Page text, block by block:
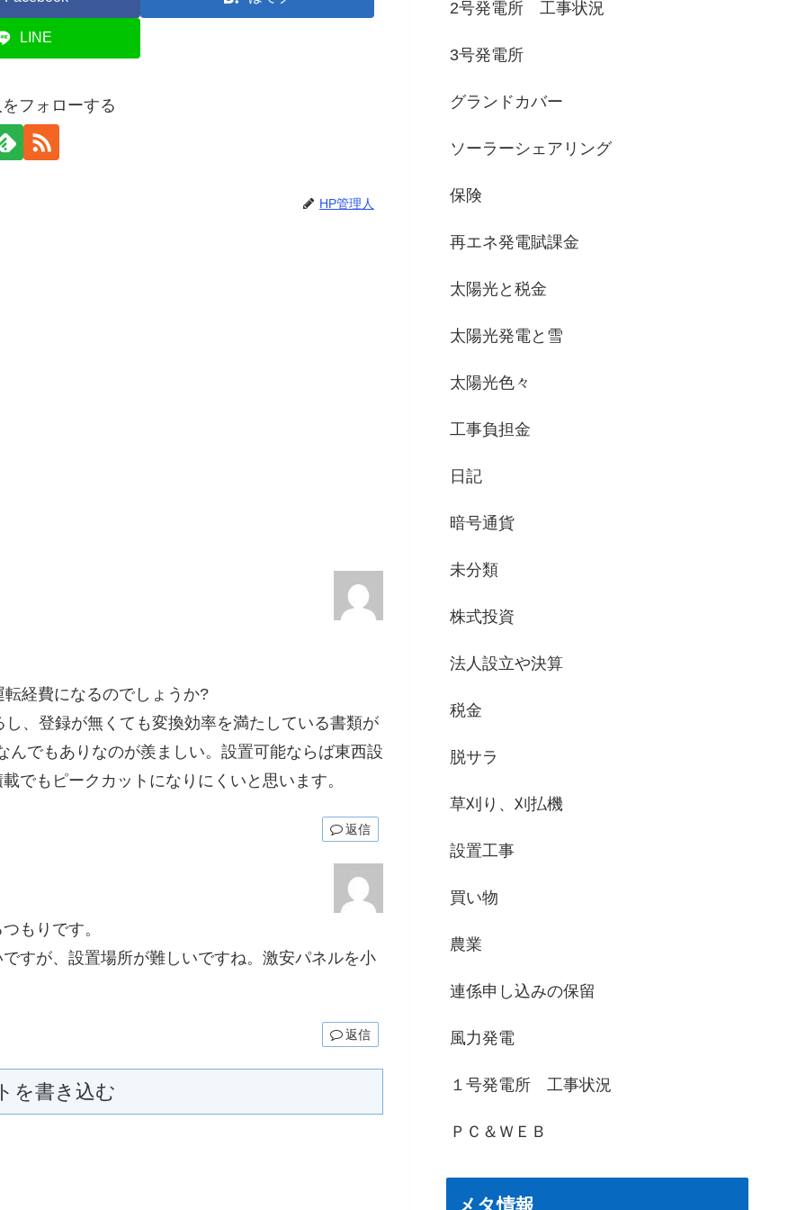
LINE
フォローする
HP管理人
経費になるのでしょうか?
、登録が無くても変換効率を満たしている書類が
でもありなのが羨ましい。設置可能ならば東西設
でもピークカットになりにくいと思います。
返信
もりです。
すが、設置場所が難しいですね。激安パネルを小
返信
を書き込む
2号発電所 工事状況
3号発電所
グランドカバー
ソーラーシェアリング
保険
再エネ発電賦課金
太陽光と税金
太陽光発電と雪
太陽光色々
工事負担金
日記
暗号通貨
未分類
株式投資
法人設立や決算
税金
脱サラ
草刈り、刈払機
設置工事
買い物
農業
連係申し込みの保留
風力発電
１号発電所 工事状況
ＰＣ＆ＷＥＢ
メタ情報